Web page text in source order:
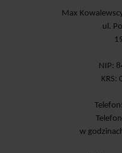
Max
ul.
NIP:
KRS:
w